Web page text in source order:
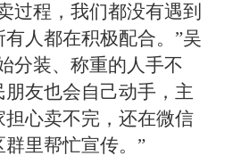
过程，我们都没有遇到
人都在积极配合。”吴
分装、称重的人手不
友也会自己动手，主
担心卖不完，还在微信
群里帮忙宣传。”